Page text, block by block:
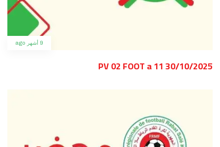
9 أشهر ago
PV 02 FOOT a 11 30/10/2025